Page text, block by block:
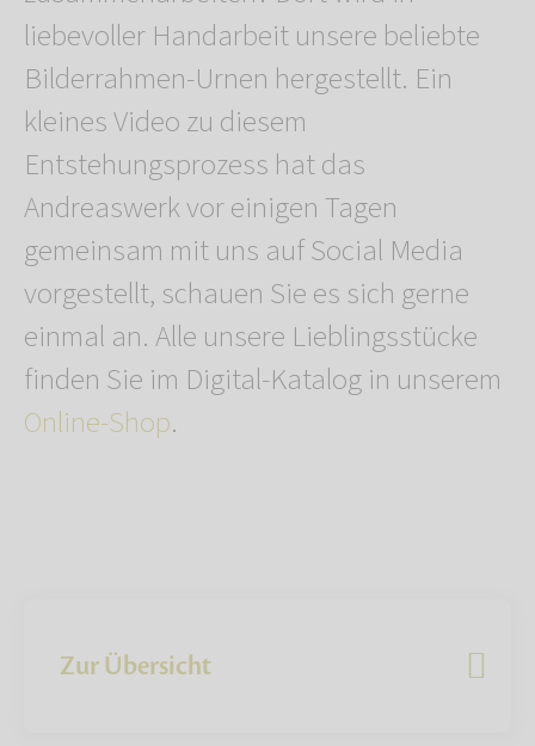
liebevoller Handarbeit unsere beliebte
Bilderrahmen-Urnen hergestellt. Ein
kleines Video zu diesem
Entstehungsprozess hat das
Andreaswerk vor einigen Tagen
gemeinsam mit uns auf Social Media
vorgestellt, schauen Sie es sich gerne
einmal an. Alle unsere Lieblingsstücke
finden Sie im Digital-Katalog in unserem
Online-Shop.
Zur Übersicht